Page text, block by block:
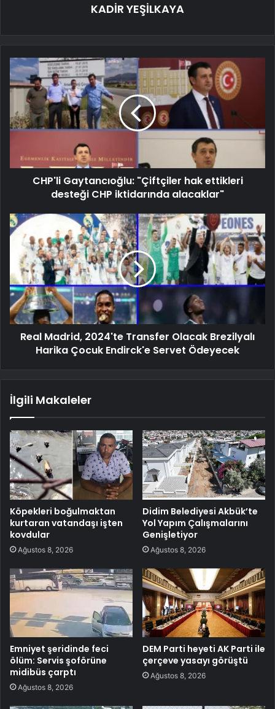
KADİR YEŞİLKAYA
CHP'li Gaytancıoğlu: "Çiftçiler hak ettikleri
desteği CHP iktidarında alacaklar"
Real Madrid, 2024'te Transfer Olacak Brezilyalı
Harika Çocuk Endirck'e Servet Ödeyecek
İlgili Makaleler
Köpekleri boğulmaktan
kurtaran vatandaşı işten
kovdular
Ağustos 8, 2026
Didim Belediyesi Akbük’te
Yol Yapım Çalışmalarını
Genişletiyor
Ağustos 8, 2026
Emniyet şeridinde feci
ölüm: Servis şoförüne
midibüs çarptı
Ağustos 8, 2026
DEM Parti heyeti AK Parti ile
çerçeve yasayı görüştü
Ağustos 8, 2026